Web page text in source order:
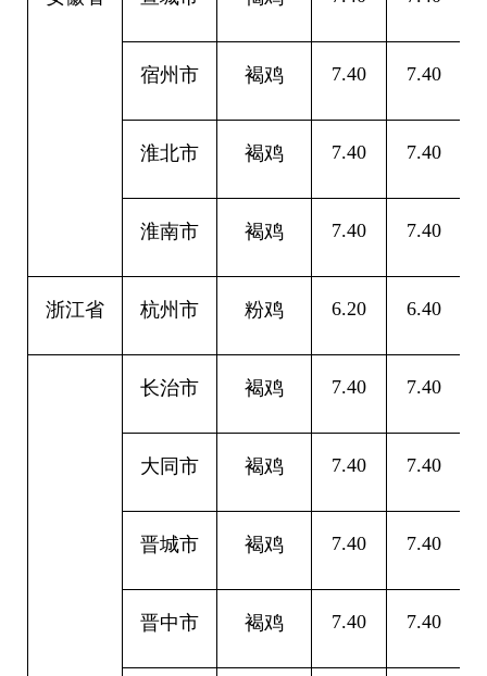
宿州市 褐鸡 7.40 7.40
淮北市 褐鸡 7.40 7.40
淮南市 褐鸡 7.40 7.40
浙江省 杭州市 粉鸡 6.20 6.40
长治市 褐鸡 7.40 7.40
大同市 褐鸡 7.40 7.40
晋城市 褐鸡 7.40 7.40
晋中市 褐鸡 7.40 7.40